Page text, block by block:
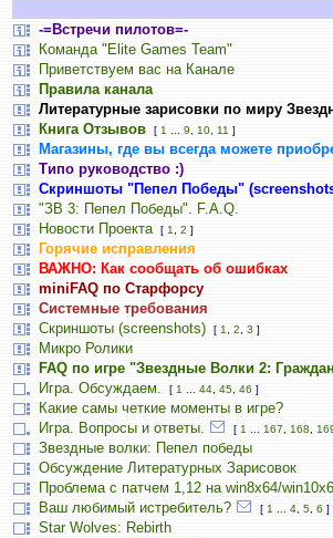
-=Встречи пилотов=-
Команда "Elite Games Team"
Приветствуем вас на Канале
Правила канала
Литературные зарисовки по миру
Книга Отзывов
[ 1 9 10 11 ]
Магазины, где вы всегда можете
Типо руководство :)
Скриншоты "Пепел Победы"
"ЗВ 3: Пепел Победы". F.A.Q.
Новости Проекта
[ 1 2 ]
Горячие исправления
ВАЖНО: Как сообщать об ошибках
miniFAQ по Старфорсу
Системные требования
Скриншоты (screenshots)
[ 1 2 3 ]
Микро Ролики
FAQ по игре "Звездные Волки 2:
Игра. Обсуждаем.
[ 1 44 45 46 ]
Какие самы четкие моменты в игре?
Игра. Вопросы и ответы.
[ 1 167 168
Звездные волки: Пепел победы
Обсуждение Литературных Зарисовок
Проблема с патчем 1,12 на win8x64/
Ваш любимый истребитель?
[ 1 4 5 6 ]
Star Wolves: Rebirth